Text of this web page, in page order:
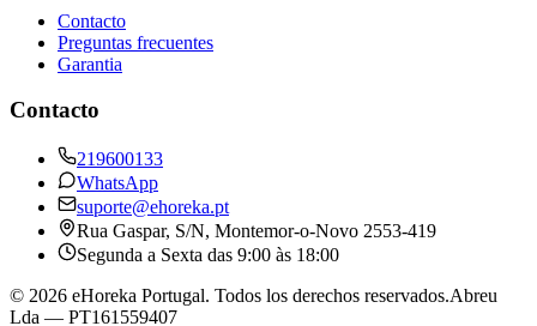
Contacto
Preguntas frecuentes
Garantia
Contacto
219600133
WhatsApp
suporte@ehoreka.pt
Rua Gaspar, S/N, Montemor-o-Novo 2553-419
Segunda a Sexta das 9:00 às 18:00
© 2026 eHoreka Portugal. Todos los derechos reservados.Abreu
Lda — PT161559407